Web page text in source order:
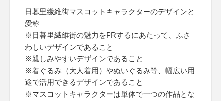
日暮里繊維街マスコットキャラクターのデザインと
愛称
※日暮里繊維街の魅力をPRするにあたって、ふさ
わしいデザインであること
※親しみやすいデザインであること
※着ぐるみ（大人着用）やぬいぐるみ等、幅広い用
途で活用できるデザインであること
※マスコットキャラクターは単体で一つの作品とな